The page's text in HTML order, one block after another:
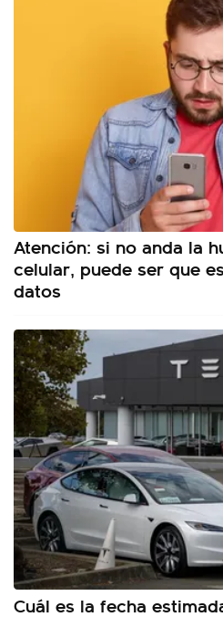
Atención: si no anda la
celular, puede ser que
datos
Cuál es la fecha